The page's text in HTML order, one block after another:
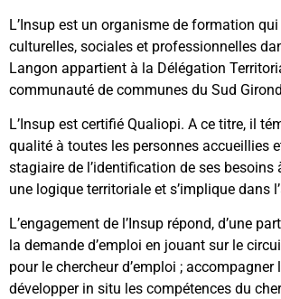
L’Insup est un organisme de formation
culturelles, sociales et professionnelles
Langon appartient à la Délégation
communauté de communes du Sud
L’Insup est certifié Qualiopi. A ce titre, il
qualité à toutes les personnes accueillies
stagiaire de l’identification de ses
une logique territoriale et s’implique dans
L’engagement de l’Insup répond, d’une
la demande d’emploi en jouant sur le
pour le chercheur d’emploi ;
développer in situ les compétences du